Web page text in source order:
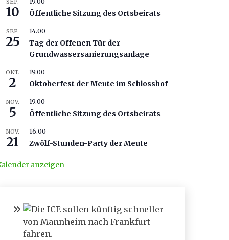
10 Öffentliche Sitzung des Ortsbeirats
SEP.
25
14.00
Tag der Offenen Tür der
Grundwassersanierungsanlage
OKT.
2
19.00
Oktoberfest der Meute im Schlosshof
NOV.
5
19.00
Öffentliche Sitzung des Ortsbeirats
NOV.
21
16.00
Zwölf-Stunden-Party der Meute
anzeigen